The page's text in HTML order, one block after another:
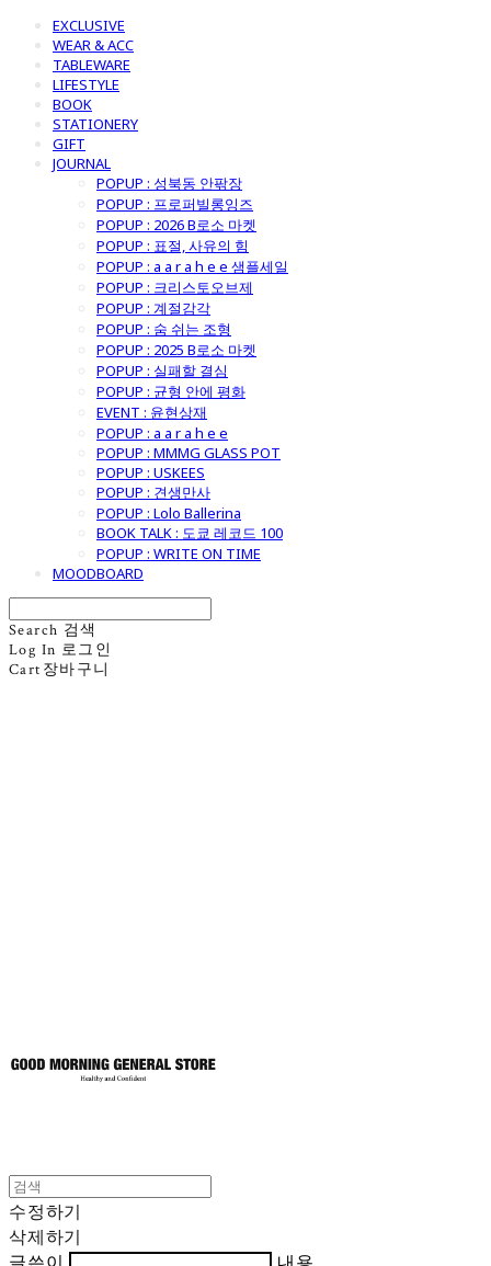
EXCLUSIVE
WEAR & ACC
TABLEWARE
LIFESTYLE
BOOK
STATIONERY
GIFT
JOURNAL
POPUP : 성북동 안팎장
POPUP : 프로퍼빌롱잉즈
POPUP : 2026 B로소 마켓
POPUP : 표절, 사유의 힘
POPUP : a a r a h e e 샘플세일
POPUP : 크리스토오브제
POPUP : 계절감각
POPUP : 숨 쉬는 조형
POPUP : 2025 B로소 마켓
POPUP : 실패할 결심
POPUP : 균형 안에 평화
EVENT : 윤현상재
POPUP : a a r a h e e
POPUP : MMMG GLASS POT
POPUP : USKEES
POPUP : 견생만사
POPUP : Lolo Ballerina
BOOK TALK : 도쿄 레코드 100
POPUP : WRITE ON TIME
MOODBOARD
Search 검색
Log In 로그인
Cart 장바구니
수정하기
삭제하기